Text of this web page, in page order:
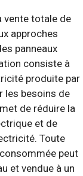
vente totale de
approches
panneaux
consiste à
produite par
les besoins de
de réduire la
et de
Toute
peut
et vendue à un